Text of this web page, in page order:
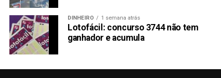
DINHEIRO 1 semana atrás
Lotofácil: concurso 3744 não tem
ganhador e acumula